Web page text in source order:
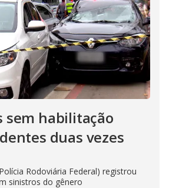
sem habilitação
duas vezes
Rodoviária Federal) registrou
sinistros do gênero